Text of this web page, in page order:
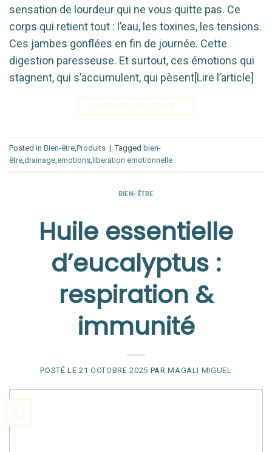
sensation de lourdeur qui ne vous quitte pas. Ce
corps qui retient tout : l’eau, les toxines, les tensions.
Ces jambes gonflées en fin de journée. Cette
digestion paresseuse. Et surtout, ces émotions qui
stagnent, qui s’accumulent, qui pèsent[Lire l’article]
Posted in Bien-être Produits | Tagged bien-
être drainage emotions liberation emotionnelle
BIEN-ÊTRE
Huile essentielle
d’eucalyptus :
respiration &
immunité
POSTÉ LE21 OCTOBRE 2025 PARMAGALI MIGUEL